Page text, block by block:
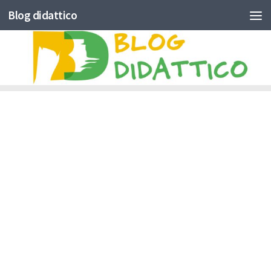
Skip to content
Blog didattico